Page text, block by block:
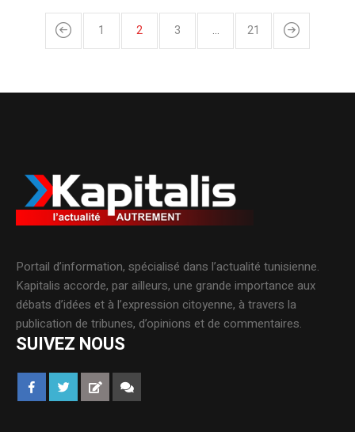
1 2 3 … 21
Portail d’information, spécialisé dans l’actualité tunisienne.
Kapitalis accorde, par ailleurs, une grande importance aux
débats d’idées et à l’expression citoyenne, à travers la
publication de tribunes, d’opinions et de commentaires.
SUIVEZ NOUS